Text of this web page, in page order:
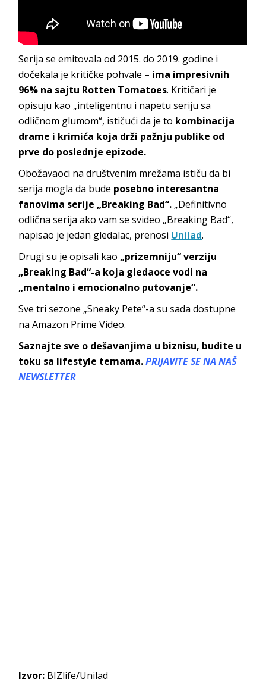
Serija se emitovala od 2015. do 2019. godine i
dočekala je kritičke pohvale – ima impresivnih
96% na sajtu Rotten Tomatoes. Kritičari je
opisuju kao „inteligentnu i napetu seriju sa
odličnom glumom“, ističući da je to kombinacija
drame i krimića koja drži pažnju publike od
prve do poslednje epizode.
Obožavaoci na društvenim mrežama ističu da bi
serija mogla da bude posebno interesantna
fanovima serije „Breaking Bad“. „Definitivno
odlična serija ako vam se svideo „Breaking Bad“,
napisao je jedan gledalac, prenosi Unilad.
Drugi su je opisali kao „prizemniju“ verziju
„Breaking Bad“-a koja gledaoce vodi na
„mentalno i emocionalno putovanje“.
Sve tri sezone „Sneaky Pete“-a su sada dostupne
na Amazon Prime Video.
Saznajte sve o dešavanjima u biznisu, budite u
toku sa lifestyle temama.PRIJAVITE SE NA NAŠ
NEWSLETTER
Izvor: BIZlife/Unilad